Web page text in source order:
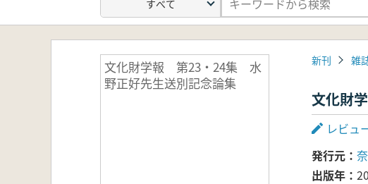
文化財学報 第23・24集 水
野正好先生送別記念論集
新刊 雑
文化財
レビュ
発行元
出版年